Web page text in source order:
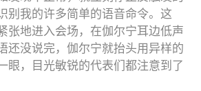
别我的许多简单的语音命令。这
张地进入会场，在伽尔宁耳边低声
还没说完，伽尔宁就抬头用异样的
眼，目光敏锐的代表们都注意到了